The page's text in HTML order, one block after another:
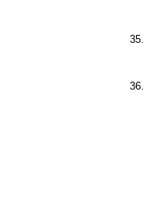
35.
36.